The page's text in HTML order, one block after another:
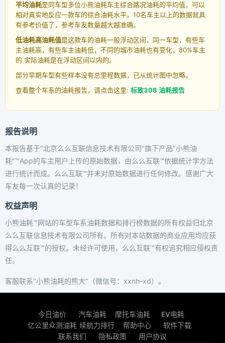
平均油耗是同车型多位小熊油耗车主综合路况油耗的平均值，可以
相对真实地反应一款车的综合油耗水平。10名车主以上的数据就具
有参考价值了，参考车友数量越大越准确。
低油耗高油耗值是这款车的油耗一般浮动区间，同一车型，有些车
主油耗高，有些车主油耗低，不同的城市油耗也有变化，80%车主
的 实际油耗是在浮动区间以内的。
部分早期车型有些样本没有总里程数据，已从统计图中忽略。
查看整个车系的油耗报告，请点击这里: 标致308 油耗报告
报告说明
本报告基于"北京么么互联信息技术有限公司"旗下产品"小熊油
耗"™App的车主用户上传的原始数据，由么么互联™依据统计学方法
进行统计而成。么么互联™并未对原始数据进行任何修改。感谢广大
车友每一次认真的记录！
权益声明
小熊油耗™网站的车型车系油耗数据和排行榜数据的所有权益归北京
么么互联信息技术有限公司所有。所有对本站数据的商业应用均应获
得么么互联™的授权。未经许可使用，么么互联™有权追究相应侵权责
任。
客服联系"小熊油耗的熊大"（微信号：xxnh-xd）。
今日油价 汽车油耗 摩托车油耗
EV电耗
亿公里众测油耗 续航力排行 帮助中心
软件下载
联系我们
隐私政策 用户协议